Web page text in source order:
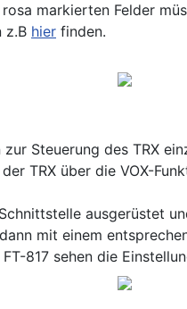
markierten Felder
z.B hier finden.
Steuerung des TRX
TRX über die VOX-
ausgerüstet
mit einem
817 sehen die